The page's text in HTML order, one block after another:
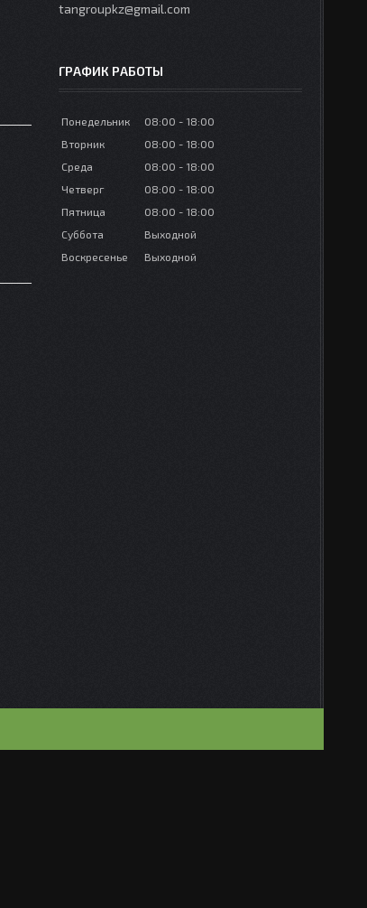
tangroupkz@gmail.com
ГРАФИК РАБОТЫ
Понедельник 08:00
18:00
Вторник
08:00
18:00
Среда
08:00
18:00
Четверг
08:00
18:00
Пятница
08:00
18:00
Суббота
Выходной
Воскресенье
Выходной